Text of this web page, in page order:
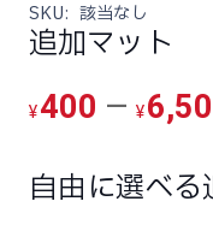
SKU: 該当なし
追加マット
¥400 – ¥
自由に選べる